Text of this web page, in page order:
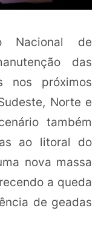
Nacional de
das
nos próximos
Norte e
também
ao litoral do
nova massa
a queda
de geadas